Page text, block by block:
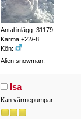
Antal inlägg: 31179
Karma +22/-8
Kön:
Alien snowman.
Isa
Kan värmepumpar